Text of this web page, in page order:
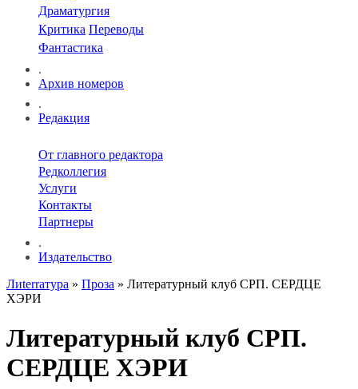
Драматургия
Критика Переводы
Фантастика
.
Архив номеров
.
Редакция
От главного редактора
Редколлегия
Услуги
Контакты
Партнеры
.
Издательство
Лиterraтура » Проза » Литературный клуб СРП. СЕРДЦЕ
ХЭРИ
Литературный клуб СРП.
СЕРДЦЕ ХЭРИ